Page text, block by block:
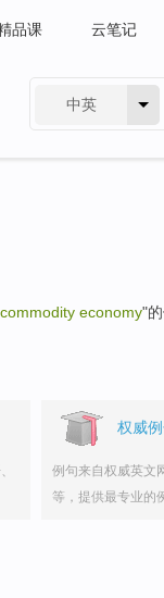
品课 云笔记
中英
economy"
权威
例句来自权威英文
等，提供最专业的